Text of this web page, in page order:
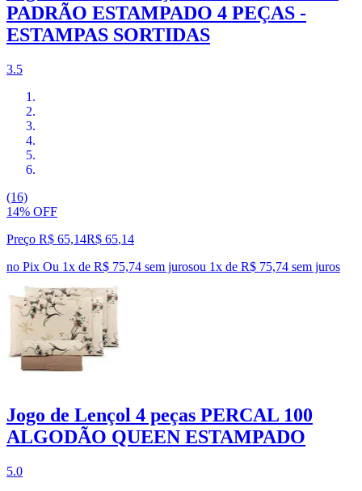
PADRÃO ESTAMPADO 4 PEÇAS -
ESTAMPAS SORTIDAS
3.5
(16)
14% OFF
Preço R$ 65,14R$ 65,14
no Pix Ou 1x de R$ 75,74 sem jurosou 1x de R$ 75,74 sem juros
Jogo de Lençol 4 peças PERCAL 100
ALGODÃO QUEEN ESTAMPADO
5.0